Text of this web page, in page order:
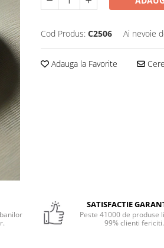
Cod Produs: C2506 Ai nevoie
Adauga la Favorite
SATISFACTIE
Peste 41000 de produse
99% clienti fericiti.